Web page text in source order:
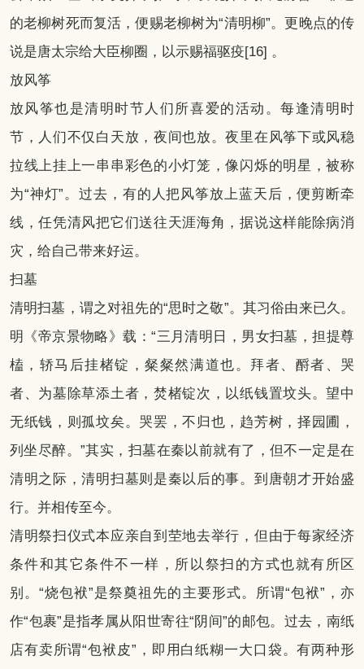
的老柳树死而复活，便赐老柳树为“清明柳”。更晚点的传
说是唐太宗给大臣柳圈，以示赐福驱疫[16] 。
放风筝
放风筝也是清明时节人们所喜爱的活动。每逢清明时
节，人们不仅白天放，夜间也放。夜里在风筝下或风稳
拉线上挂上一串串彩色的小灯笼，像闪烁的明星，被称
为“神灯”。过去，有的人把风筝放上蓝天后，便剪断牵
线，任凭清风把它们送往天涯海角，据说这样能除病消
灾，给自己带来好运。
扫墓
清明扫墓，谓之对祖先的“思时之敬”。其习俗由来已久。
明《帝京景物略》载：“三月清明日，男女扫墓，担提尊
榼，轿马后挂楮锭，粲粲然满道也。拜者、酹者、哭
者、为墓除草添土者，焚楮锭次，以纸钱置坟头。望中
无纸钱，则孤坟矣。哭罢，不归也，趋芳树，择园圃，
列坐尽醉。”其实，扫墓在秦以前就有了，但不一定是在
清明之际，清明扫墓则是秦以后的事。到唐朝才开始盛
行。并相传至今。
清明祭扫仪式本应亲自到茔地去举行，但由于每家经济
条件和其它条件不一样，所以祭扫的方式也就有所区
别。“烧包袱”是祭奠祖先的主要形式。所谓“包袱”，亦
作“包裹”是指孝属从阳世寄往“阴间”的邮包。过去，南纸
店有卖所谓“包袱皮”，即用白纸糊一大口袋。有两种形